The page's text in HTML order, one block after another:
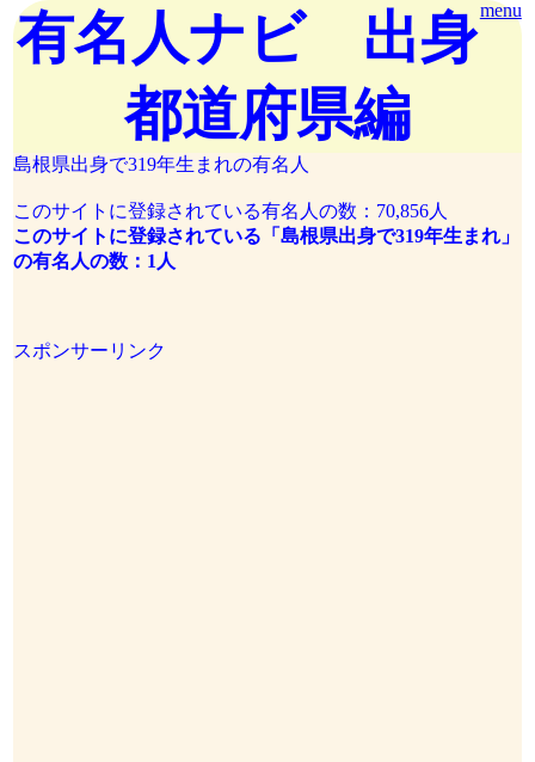
menu
有名人ナビ 出身
都道府県編
島根県出身で319年生まれの有名人
このサイトに登録されている有名人の数：70,856人
このサイトに登録されている「島根県出身で319年生まれ」
の有名人の数：1人
スポンサーリンク